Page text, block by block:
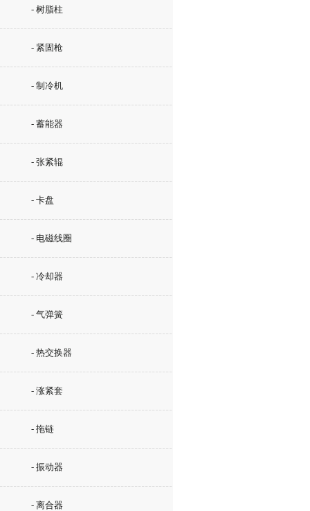
- 树脂柱
- 紧固枪
- 制冷机
- 蓄能器
- 张紧辊
- 卡盘
- 电磁线圈
- 冷却器
- 气弹簧
- 热交换器
- 涨紧套
- 拖链
- 振动器
- 离合器